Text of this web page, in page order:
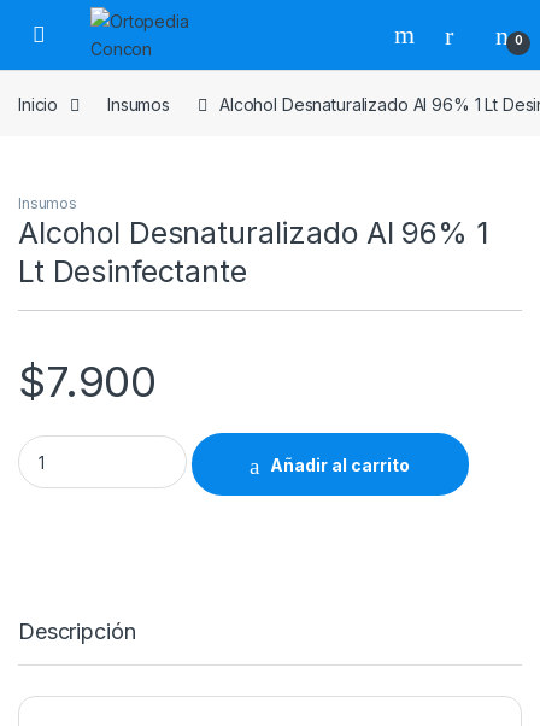
Skip to navigation
Skip to content
0
Inicio Insumos Alcohol Desnaturalizado Al 96% 1 Lt
Insumos
Alcohol Desnaturalizado Al 96% 1
Lt Desinfectante
$7.900
Alcohol Desnaturalizado Al 96% 1 Lt Desinfectante quantity
Añadir al carrito
Descripción